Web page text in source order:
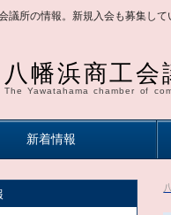
議所の情報。新規入会も募集して
八幡浜商工会
The Yawatahama chamber of
新着情報